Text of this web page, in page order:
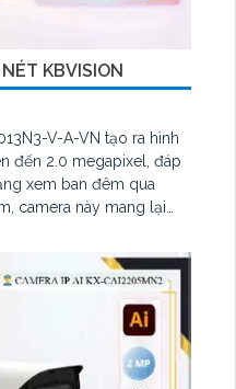
KBVISION
V-A-VN tạo ra hình
đến 2.0 megapixel, đáp
camera này mang lại